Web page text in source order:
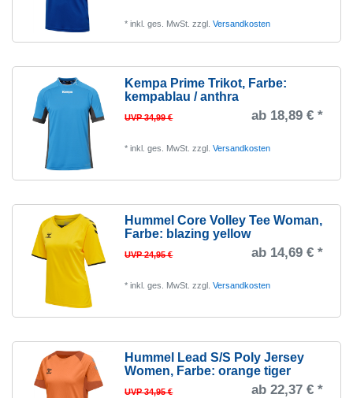
*inkl. ges. MwSt. zzgl.Versandkosten
Kempa Prime Trikot, Farbe:
kempablau / anthra
UVP 34,99 € ab 18,89 € *
*inkl. ges. MwSt. zzgl.Versandkosten
Hummel Core Volley Tee Woman,
Farbe: blazing yellow
UVP 24,95 € ab 14,69 € *
*inkl. ges. MwSt. zzgl.Versandkosten
Hummel Lead S/S Poly Jersey
Women, Farbe: orange tiger
UVP 34,95 € ab 22,37 € *